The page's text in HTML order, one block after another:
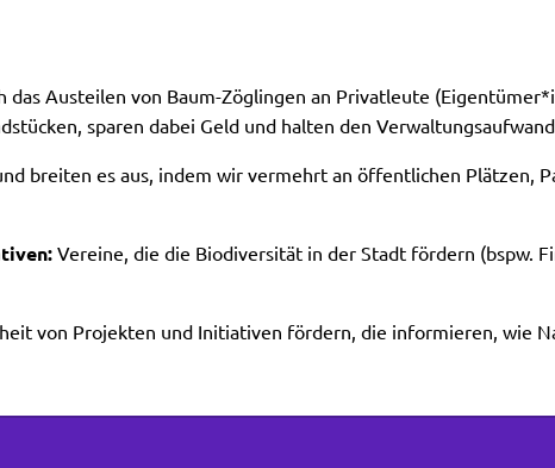
das Austeilen von Baum-Zöglingen an Privatleute
sparen dabei Geld und halten den
breiten es aus, indem wir vermehrt an öffentlichen Plätzen,
Vereine, die die Biodiversität in der Stadt fördern (bspw.
von Projekten und Initiativen fördern, die informieren, wie